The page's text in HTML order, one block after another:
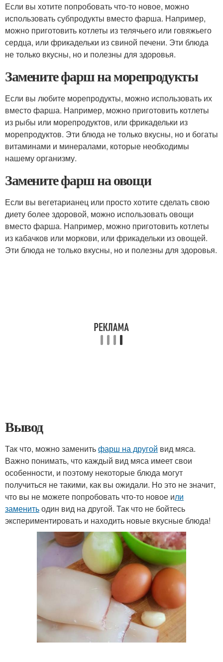
Если вы хотите попробовать что-то новое, можно
использовать субпродукты вместо фарша. Например,
можно приготовить котлеты из телячьего или говяжьего
сердца, или фрикадельки из свиной печени. Эти блюда
не только вкусны, но и полезны для здоровья.
Замените фарш на морепродукты
Если вы любите морепродукты, можно использовать их
вместо фарша. Например, можно приготовить котлеты
из рыбы или морепродуктов, или фрикадельки из
морепродуктов. Эти блюда не только вкусны, но и богаты
витаминами и минералами, которые необходимы
нашему организму.
Замените фарш на овощи
Если вы вегетарианец или просто хотите сделать свою
диету более здоровой, можно использовать овощи
вместо фарша. Например, можно приготовить котлеты
из кабачков или моркови, или фрикадельки из овощей.
Эти блюда не только вкусны, но и полезны для здоровья.
Вывод
Так что, можно заменитьфарш на другой вид мяса.
Важно понимать, что каждый вид мяса имеет свои
особенности, и поэтому некоторые блюда могут
получиться не такими, как вы ожидали. Но это не значит,
что вы не можете попробовать что-то новое или
заменитьодин вид на другой. Так что не бойтесь
экспериментировать и находить новые вкусные блюда!